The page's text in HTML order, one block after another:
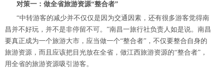
对策一：做全省旅游资源“整合者”
“中转游客的减少并不仅仅是因为交通因素，还有很多游客觉得南
昌并不好玩，并不是非停留不可。”南昌一旅行社负责人如是说。南昌
要真正成为一个旅游大市，应当做一个“整合者”，不仅要整合自身的
旅游资源，而且应该把目光放在全省，做江西旅游资源的“整合者”，
用全省的旅游资源吸引游客。